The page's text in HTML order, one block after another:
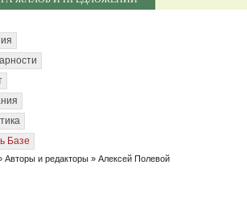
Базе
Авторы и редакторы » Алексей Полевой